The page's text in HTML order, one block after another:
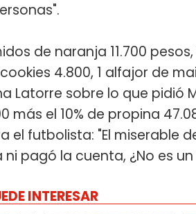
de naranja 11.700
4.800, 1 alfajor de
Latorre sobre lo que pidió
más el 10% de propina
el futbolista: "El miserable
pagó la cuenta, ¿No es un
INTERESAR